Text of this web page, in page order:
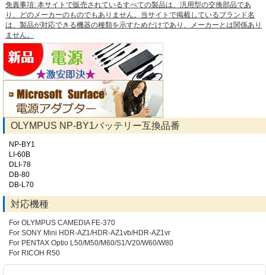
免責事項: 本サイトで販売されているすべての製品は、汎用型の交換部品であ
り、どのメーカーのものでもありません。当サイトで掲載しているブランド名
は、製品が対応できる機器の種類を示すためだけであり、メーカーとは関係あり
ません。
OLYMPUS NP-BY1バッテリー互換品番
NP-BY1
LI-60B
DLI-78
DB-80
DB-L70
対応機種
For OLYMPUS CAMEDIA FE-370
For SONY Mini HDR-AZ1/HDR-AZ1vb/HDR-AZ1vr
For PENTAX Optio L50/M50/M60/S1/V20/W60/W80
For RICOH R50